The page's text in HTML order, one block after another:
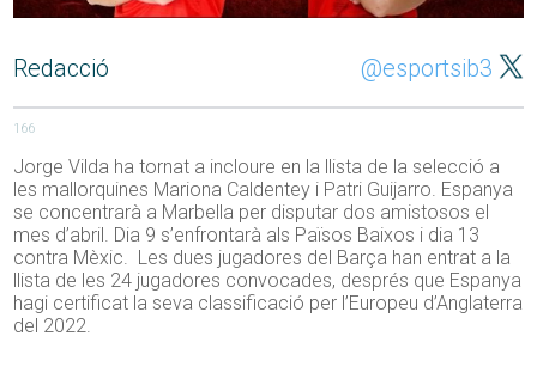
Redacció @esportsib3
166
Jorge Vilda ha tornat a incloure en la llista de la selecció a
les mallorquines Mariona Caldentey i Patri Guijarro. Espanya
se concentrarà a Marbella per disputar dos amistosos el
mes d’abril. Dia 9 s’enfrontarà als Països Baixos i dia 13
contra Mèxic. Les dues jugadores del Barça han entrat a la
llista de les 24 jugadores convocades, després que Espanya
hagi certificat la seva classificació per l’Europeu d’Anglaterra
del 2022.